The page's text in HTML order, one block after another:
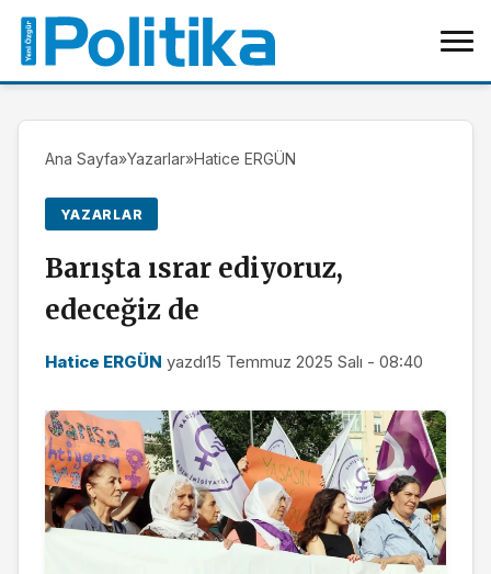
Ana Sayfa»Yazarlar»Hatice ERGÜN
YAZARLAR
Barışta ısrar ediyoruz,
edeceğiz de
Hatice ERGÜN yazdı15 Temmuz 2025 Salı - 08:40